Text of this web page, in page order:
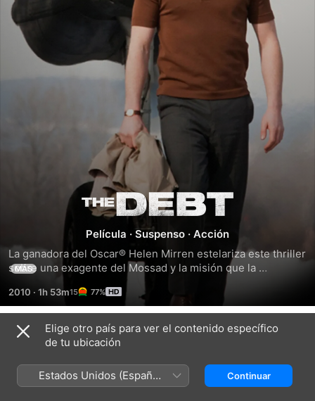
Al
Filo
De
La
Mentira
Película · Suspenso · Acción
La ganadora del Oscar® Helen Mirren estelariza este thriller
sobre una exagente del Mossad y la misión que la
MÁS
2010 · 1h 53m 77%
Tráilers
Elige otro país para ver el contenido específico
de tu ubicación
Estados Unidos (Español
México)
Continuar